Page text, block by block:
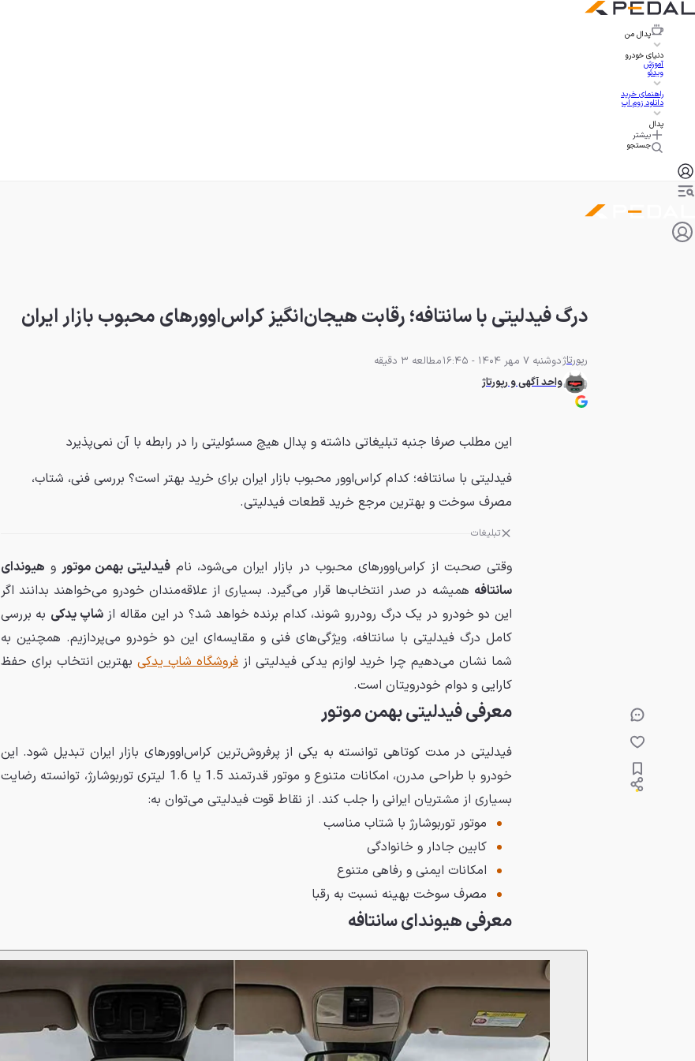
پدال من
دنیای خودرو
آموزش
ویدئو
راهنمای خرید
دانلود زوم اپ
پدال
بیشتر
جستجو
درگ فیدلیتی با سانتافه؛ رقابت هیجان‌انگیز کراس‌اوورهای محبوب بازار ایران
رپورتاژدوشنبه 7 مهر 1404 - 16:45
مطالعه 3 دقیقه
واحد آگهی و رپورتاژ
این مطلب صرفا جنبه تبلیغاتی داشته و پدال هیچ مسئولیتی را در رابطه با آن نمی‌پذیرد
فیدلیتی با سانتافه؛ کدام کراس‌اوور محبوب بازار ایران برای خرید بهتر است؟ بررسی فنی، شتاب،
مصرف سوخت و بهترین مرجع خرید قطعات فیدلیتی.
تبلیغات
وقتی صحبت از کراس‌اوورهای محبوب در بازار ایران می‌شود، نام فیدلیتی بهمن موتور و هیوندای
سانتافه همیشه در صدر انتخاب‌ها قرار می‌گیرد. بسیاری از علاقه‌مندان خودرو می‌خواهند بدانند اگر
این دو خودرو در یک درگ رودررو شوند، کدام برنده خواهد شد؟ در این مقاله ازشاپ یدکی به بررسی
کامل درگ فیدلیتی با سانتافه، ویژگی‌های فنی و مقایسه‌ای این دو خودرو می‌پردازیم. همچنین به
شما نشان می‌دهیم چرا خرید لوازم یدکی فیدلیتی از فروشگاه شاپ یدکیبهترین انتخاب برای حفظ
کارایی و دوام خودرویتان است.
معرفی فیدلیتی بهمن موتور
فیدلیتی در مدت کوتاهی توانسته به یکی از پرفروش‌ترین کراس‌اوورهای بازار ایران تبدیل شود. این
خودرو با طراحی مدرن، امکانات متنوع و موتور قدرتمند 1.5 یا 1.6 لیتری توربوشارژ، توانسته رضایت
بسیاری از مشتریان ایرانی را جلب کند. از نقاط قوت فیدلیتی می‌توان به:
موتور توربوشارژ با شتاب مناسب
کابین جادار و خانوادگی
امکانات ایمنی و رفاهی متنوع
مصرف سوخت بهینه نسبت به رقبا
معرفی هیوندای سانتافه